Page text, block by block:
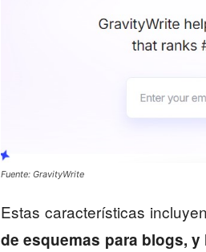
Fuente: GravityWrite
Estas características
de esquemas para blogs,